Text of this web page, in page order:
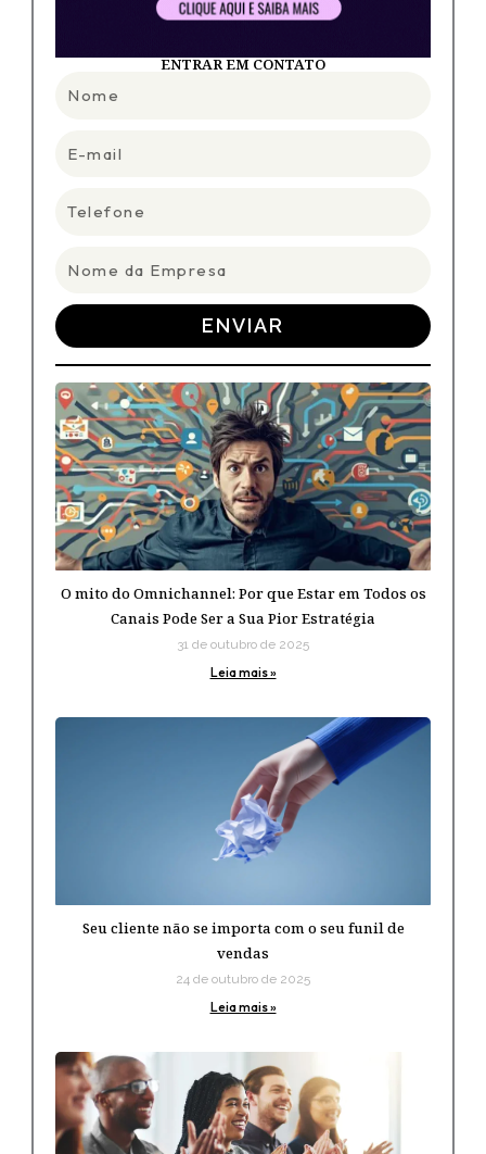
ENTRAR EM CONTATO
Empresa
ENVIAR
O mito do Omnichannel: Por que Estar em Todos os
Canais Pode Ser a Sua Pior Estratégia
31 de outubro de 2025
Leia mais »
Seu cliente não se importa com o seu funil de
vendas
24 de outubro de 2025
Leia mais »